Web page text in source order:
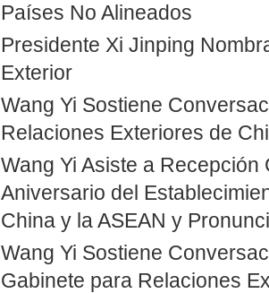
Países No Alineados
Presidente Xi Jinping
Exterior
Wang Yi Sostiene
Relaciones Exteriores de
Wang Yi Asiste a Recepción
Aniversario del
China y la ASEAN y
Wang Yi Sostiene
Gabinete para Relaciones